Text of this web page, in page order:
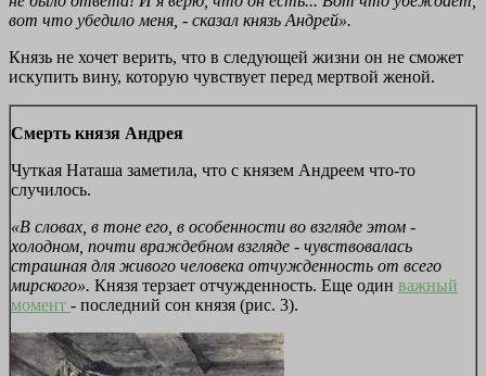
вот что убедило меня, - сказал князь Андрей».
Князь не хочет верить, что в следующей жизни он не сможет
искупить вину, которую чувствует перед мертвой женой.
Смерть князя Андрея
Чуткая Наташа заметила, что с князем Андреем что-то
случилось.
«В словах, в тоне его, в особенности во взгляде этом -
холодном, почти враждебном взгляде - чувствовалась
страшная для живого человека отчужденность от всего
мирского». Князя терзает отчужденность. Еще один важный
момент - последний сон князя (рис. 3).